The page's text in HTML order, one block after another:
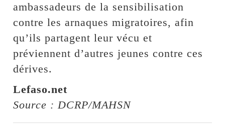
ambassadeurs de la sensibilisation
contre les arnaques migratoires, afin
qu’ils partagent leur vécu et
préviennent d’autres jeunes contre ces
dérives.
Lefaso.net
Source : DCRP/MAHSN